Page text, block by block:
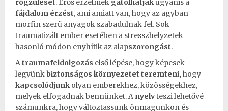
rögzülését. Erős érzelmek gátolhatjákugyanis a
fájdalom érzést, ami amiatt van, hogy az agyban
morfin szerű anyagok szabadulnak fel. Sok
traumatizált ember esetében a stresszhelyzetek
hasonló módon enyhítik az alapszorongást.
Atraumafeldolgozás első lépése, hogy képesek
legyünkbiztonságos környezetet teremteni, hogy
kapcsolódjunk olyan emberekhez, közösségekhez,
melyek elfogadnak bennünket. A nyelvteszi lehetővé
számunkra, hogy változtassunk önmagunkon és